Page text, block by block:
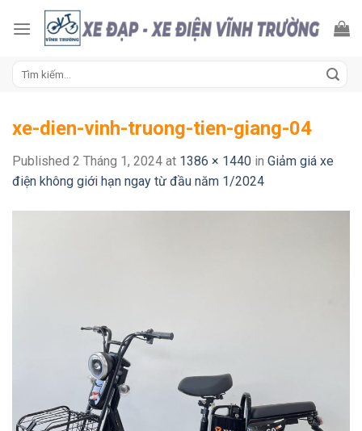
xe-dien-vinh-truong-tien-giang-04
Published 2 Tháng 1, 2024 at 1386 × 1440 in Giảm giá xe
điện không giới hạn ngay từ đầu năm 1/2024